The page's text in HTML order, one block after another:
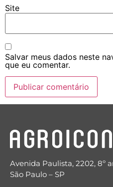
Site
Salvar meus dados neste
que eu comentar.
Avenida Paulista, 2202, 8º
São Paulo – SP